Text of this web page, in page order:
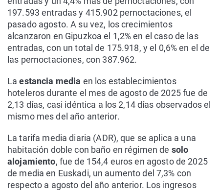
197.593 entradas y 415.902 pernoctaciones, el
pasado agosto. A su vez, los crecimientos
alcanzaron en Gipuzkoa el 1,2% en el caso de las
entradas, con un total de 175.918, y el 0,6% en el de
las pernoctaciones, con 387.962.
Laestancia media en los establecimientos
hoteleros durante el mes de agosto de 2025 fue de
2,13 días, casi idéntica a los 2,14 días observados el
mismo mes del año anterior.
La tarifa media diaria (ADR), que se aplica a una
habitación doble con baño en régimen de solo
alojamiento, fue de 154,4 euros en agosto de 2025
de media en Euskadi, un aumento del 7,3% con
respecto a agosto del año anterior. Los ingresos